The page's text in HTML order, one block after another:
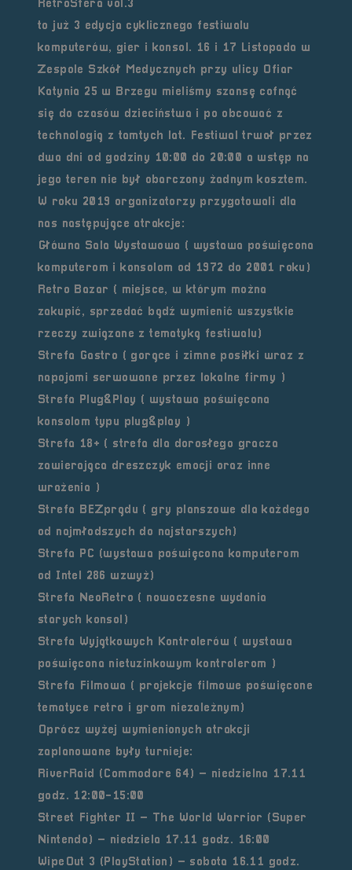
RetroSfera vol.3
to już 3 edycja cyklicznego festiwalu
komputerów, gier i konsol. 16 i 17 Listopada w
Zespole Szkół Medycznych przy ulicy Ofiar
Katynia 25 w Brzegu mieliśmy szansę cofnąć
się do czasów dzieciństwa i po obcować z
technologią z tamtych lat. Festiwal trwał przez
dwa dni od godziny 10:00 do 20:00 a wstęp na
jego teren nie był obarczony żadnym kosztem.
W roku 2019 organizatorzy przygotowali dla
nas następujące atrakcje:
Główna Sala Wystawowa ( wystawa poświęcona
komputerom i konsolom od 1972 do 2001 roku)
Retro Bazar ( miejsce, w którym można
zakupić, sprzedać bądź wymienić wszystkie
rzeczy związane z tematyką festiwalu)
Strefa Gastro ( gorące i zimne posiłki wraz z
napojami serwowane przez lokalne firmy )
Strefa Plug&Play ( wystawa poświęcona
konsolom typu plug&play )
Strefa 18+ ( strefa dla dorosłego gracza
zawierająca dreszczyk emocji oraz inne
wrażenia )
Strefa BEZprądu ( gry planszowe dla każdego
od najmłodszych do najstarszych)
Strefa PC (wystawa poświęcona komputerom
od Intel 286 wzwyż)
Strefa NeoRetro ( nowoczesne wydania
starych konsol)
Strefa Wyjątkowych Kontrolerów ( wystawa
poświęcona nietuzinkowym kontrolerom )
Strefa Filmowa ( projekcje filmowe poświęcone
tematyce retro i grom niezależnym)
Oprócz wyżej wymienionych atrakcji
zaplanowane były turnieje:
RiverRaid (Commodore 64) – niedzielna 17.11
godz. 12:00-15:00
Street Fighter II – The World Warrior (Super
Nintendo) – niedziela 17.11 godz. 16:00
WipeOut 3 (PlayStation) – sobota 16.11 godz.